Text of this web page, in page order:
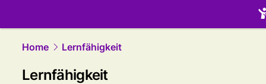
family.
Home
Lernfähigkeit
Lernfähigkeit